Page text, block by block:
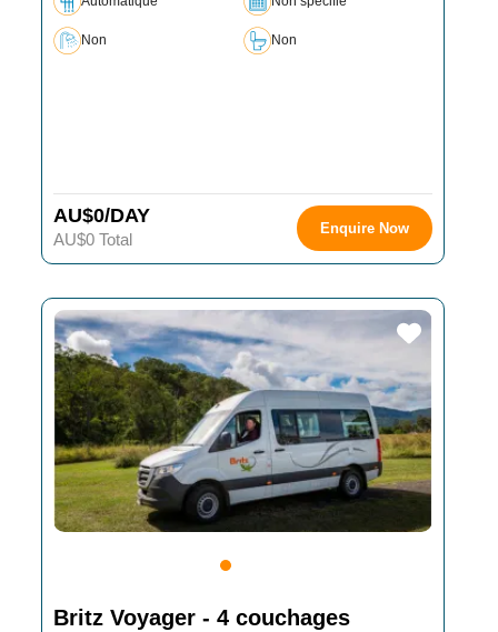
Non Non
AU$0/DAY
AU$0 Total
Enquire Now
Britz Voyager - 4 couchages